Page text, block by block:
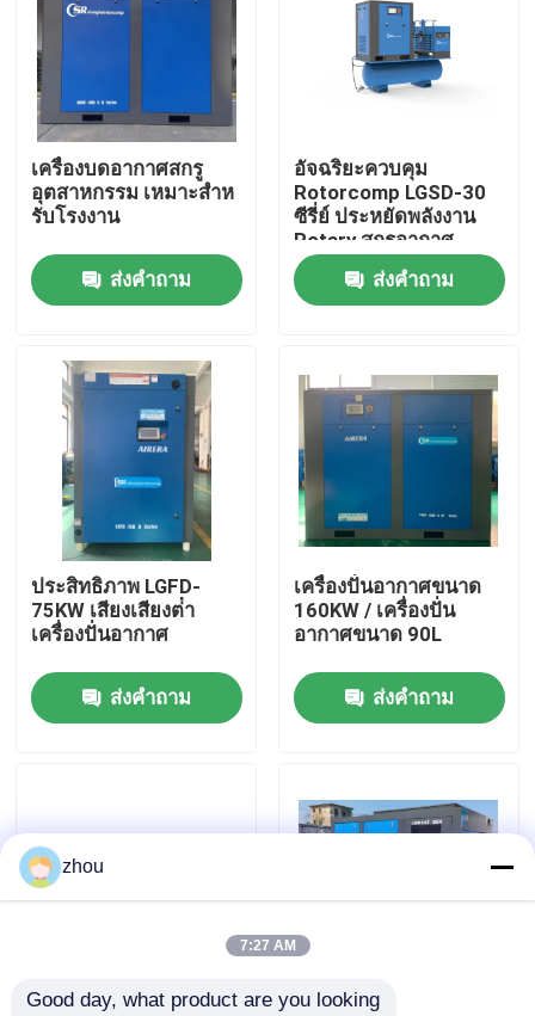
สินค้า
วิดีโอ
เกี่ยวกับเรา
ทัวร์โรงงาน
ควบคุมคุณภาพ
ข่าว
ขอใบเสนอราคา
เครื่องบดอากาศสกรู
อุตสาหกรรม เหมาะสําห
รับโรงงาน
ส่งคำถาม
อัจฉริยะควบคุม
Rotorcomp LGSD-30
ซีรี่ย์ ประหยัดพลังงาน
Rotary สกรูอากาศ
Compressor
ส่งคำถาม
ประสิทธิภาพ LGFD-
75KW เสียงเสียงต่ํา
เครื่องปั่นอากาศ
ส่งคำถาม
เครื่องปั่นอากาศขนาด
160KW / เครื่องปั่น
อากาศขนาด 90L
ส่งคำถาม
เครื่องอัดอากาศแบบสก คอมเพรสเซอร์สกรูสูง
zhou
7:27 AM
Good day, what product are you looking